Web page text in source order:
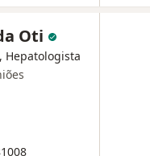
Oti
Hepatologista